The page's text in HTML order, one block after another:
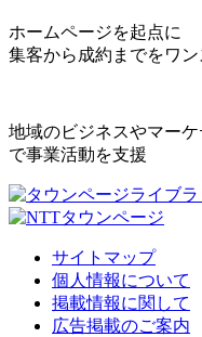
ホームページを起点に
集客から成約までをワ
地域のビジネスやマー
で事業活動を支援
サイトマップ
個人情報について
掲載情報に関して
広告掲載のご案内